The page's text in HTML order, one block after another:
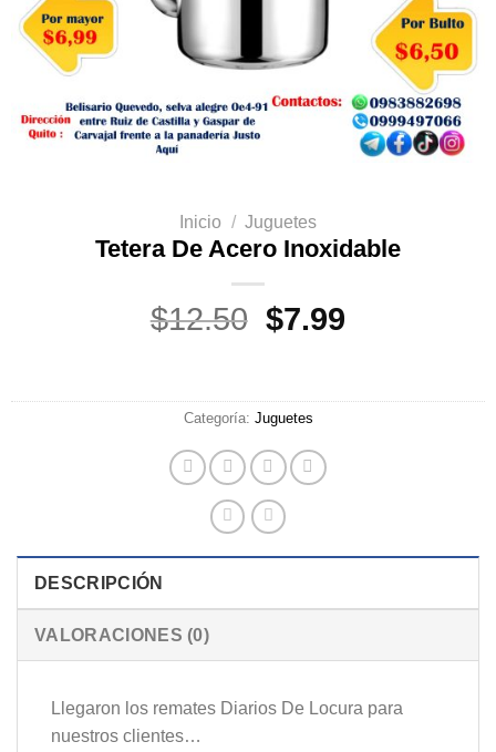
Inicio / Juguetes
Tetera De Acero Inoxidable
$12.50 El
era:
$12.50.
$7.99
es:
Categoría: Juguetes
DESCRIPCIÓN
VALORACIONES (0)
Llegaron los remates Diarios De Locura para
nuestros clientes…